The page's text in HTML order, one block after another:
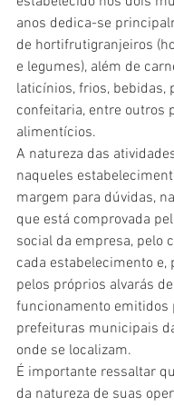
anos dedica-se
de hortifrutigranjeiros
e legumes), além de
laticínios, frios, bebidas,
confeitaria, entre outros
alimentícios.
A natureza das
naqueles
margem para dúvidas,
que está comprovada
social da empresa, pelo
cada estabelecimento
pelos próprios alvarás de
funcionamento emitidos
prefeituras municipais
onde se localizam.
É importante ressaltar
da natureza de suas